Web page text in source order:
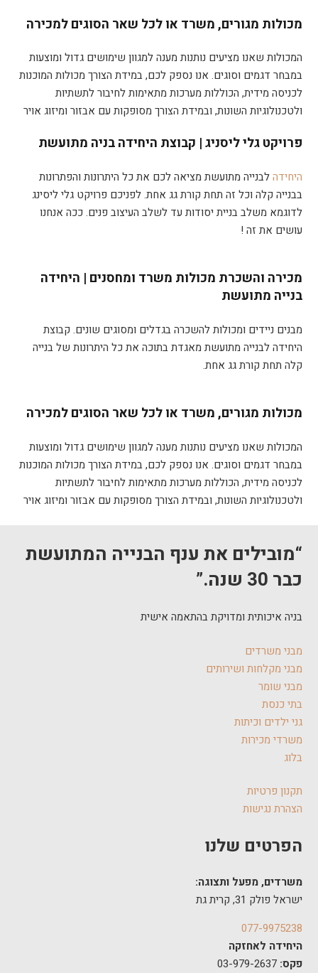
מכולות מגורים, משרד או לכל שאר הסוגים למכירה
המכולות שאנו מציעים נותנות מענה למגוון שימושים גדול ומוצעות
במבחר דגמים וסוגים. אנו נספק לכם, במידת הצורך מכולות המוכנות
לכניסה מידית, הכוללות מערכות מתאימות לחיבור לתשתיות
ולטכנולוגיות השונות, ובמידת הצורך מסופקות עם אבזור ומיזוג אויר
פרויקט גלי ליסניג | קבוצת היחידה בניה מתועשת
היחידהלבנייה מתועשת מציאה לכם את כל היתרונות והפתרונות
בבנייה קלה וכל זה תחת קורת גג אחת. לפניכם פרויקט גלי ליסינג
לדוגמא משלב בניית יסודות עד לשלב העיצוב פנים. ככה אנחנו
עושים את זה !
מכירה והשכרת מכולות משרד ומחסנים | היחידה
בנייה מתועשת
מבנים ניידים ומכולות להשכרה בגדלים ומסוגים שונים. קבוצת
היחידה לבנייה מתועשת מאגדת בתוכה את כל היתרונות של בנייה
קלה תחת קורת גג אחת.
מכולות מגורים, משרד או לכל שאר הסוגים למכירה
המכולות שאנו מציעים נותנות מענה למגוון שימושים גדול ומוצעות
במבחר דגמים וסוגים. אנו נספק לכם, במידת הצורך מכולות המוכנות
לכניסה מידית, הכוללות מערכות מתאימות לחיבור לתשתיות
ולטכנולוגיות השונות, ובמידת הצורך מסופקות עם אבזור ומיזוג אויר
“מובילים את ענף הבנייה המתועשת
כבר 30 שנה.”
בניה איכותית ומדויקת בהתאמה אישית
מבני משרדים
מבני מקלחות ושירותים
מבני שומר
בתי כנסת
גני ילדים וכיתות
משרדי מכירות
בלוג
תקנון פרטיות
הצהרת נגישות
הפרטים שלנו
משרדים, מפעל ותצוגה:
ישראל פולק 31, קרית גת
077-9975238
היחידה לאחזקה
פקס: 03-979-2637